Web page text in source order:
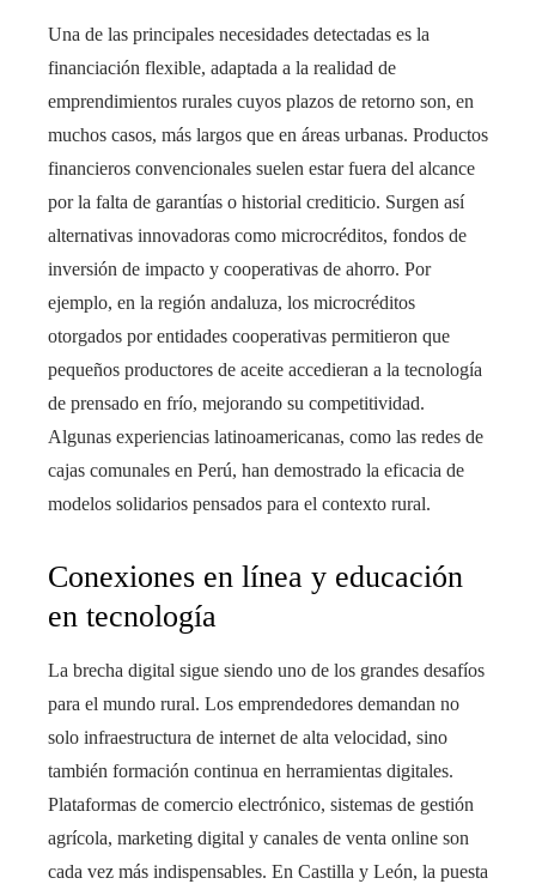
Una de las principales necesidades detectadas es la
financiación flexible, adaptada a la realidad de
emprendimientos rurales cuyos plazos de retorno son, en
muchos casos, más largos que en áreas urbanas. Productos
financieros convencionales suelen estar fuera del alcance
por la falta de garantías o historial crediticio. Surgen así
alternativas innovadoras como microcréditos, fondos de
inversión de impacto y cooperativas de ahorro. Por
ejemplo, en la región andaluza, los microcréditos
otorgados por entidades cooperativas permitieron que
pequeños productores de aceite accedieran a la tecnología
de prensado en frío, mejorando su competitividad.
Algunas experiencias latinoamericanas, como las redes de
cajas comunales en Perú, han demostrado la eficacia de
modelos solidarios pensados para el contexto rural.
Conexiones en línea y educación
en tecnología
La brecha digital sigue siendo uno de los grandes desafíos
para el mundo rural. Los emprendedores demandan no
solo infraestructura de internet de alta velocidad, sino
también formación continua en herramientas digitales.
Plataformas de comercio electrónico, sistemas de gestión
agrícola, marketing digital y canales de venta online son
cada vez más indispensables. En Castilla y León, la puesta